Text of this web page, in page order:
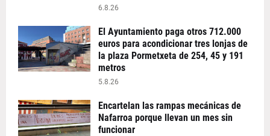
6.8.26
El Ayuntamiento paga otros 712.000
euros para acondicionar tres lonjas de
la plaza Pormetxeta de 254, 45 y 191
metros
5.8.26
Encartelan las rampas mecánicas de
Nafarroa porque llevan un mes sin
funcionar